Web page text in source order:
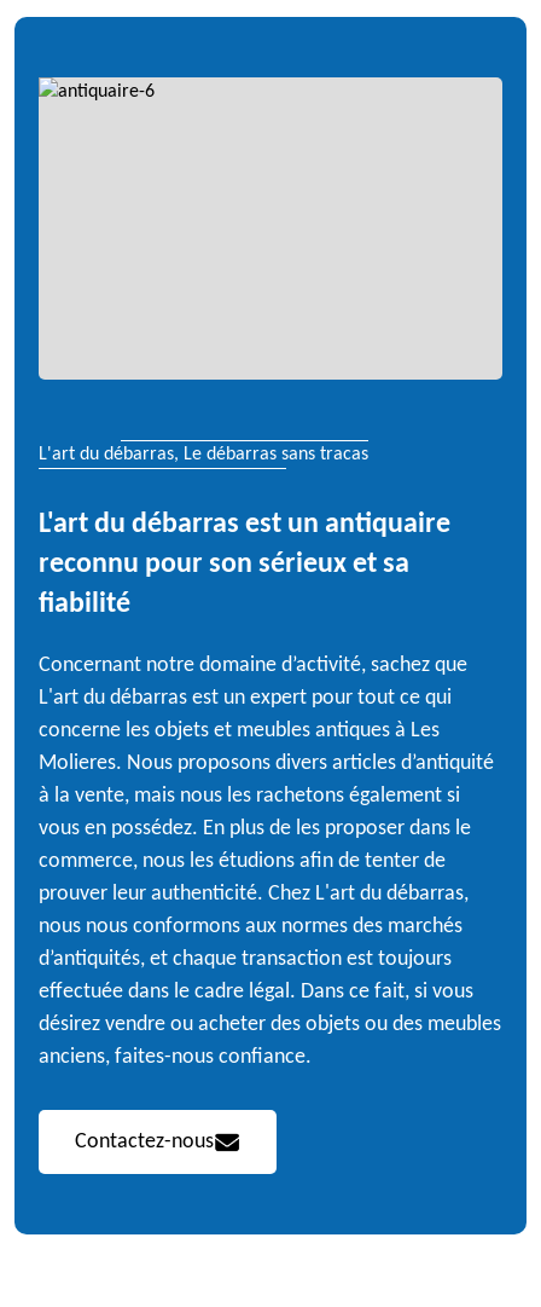
L'art du débarras, Le débarras sans tracas
L'art du débarras est un antiquaire
reconnu pour son sérieux et sa
fiabilité
Concernant notre domaine d’activité, sachez que
L'art du débarras est un expert pour tout ce qui
concerne les objets et meubles antiques à Les
Molieres. Nous proposons divers articles d’antiquité
à la vente, mais nous les rachetons également si
vous en possédez. En plus de les proposer dans le
commerce, nous les étudions afin de tenter de
prouver leur authenticité. Chez L'art du débarras,
nous nous conformons aux normes des marchés
d’antiquités, et chaque transaction est toujours
effectuée dans le cadre légal. Dans ce fait, si vous
désirez vendre ou acheter des objets ou des meubles
anciens, faites-nous confiance.
Contactez-nous